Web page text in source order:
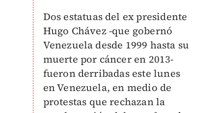
Dos estatuas del ex presidente
Hugo Chávez -que gobernó
Venezuela desde 1999 hasta su
muerte por cáncer en 2013-
fueron derribadas este lunes
en Venezuela, en medio de
protestas que rechazan la